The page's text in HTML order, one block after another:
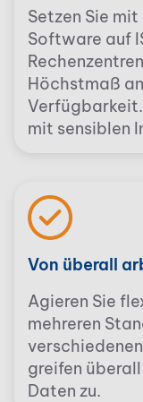
Setzen Sie
Software auf
Höchstmaß
mit sensiblen
Von überall
Agieren Sie
mehreren
greifen
Daten zu.